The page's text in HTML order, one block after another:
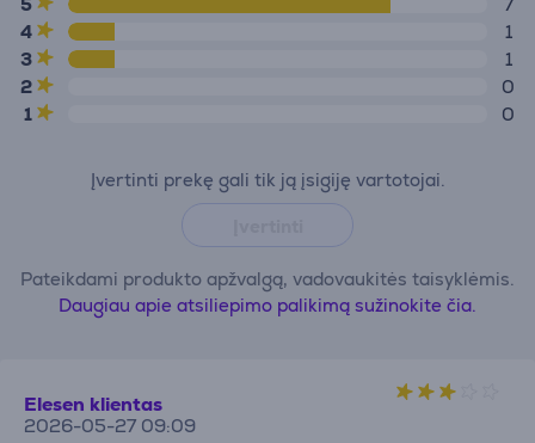
4
1
3
1
2
0
1
0
Įvertinti prekę gali tik ją įsigiję vartotojai.
Pateikdami produkto apžvalgą, vadovaukitės taisyklėmis.
Daugiau apie atsiliepimo palikimą sužinokite čia.
Elesen klientas
2026-05-27 09:09